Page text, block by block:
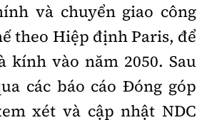
và chuyển giao công
theo Hiệp định Paris, để
vào năm 2050. Sau
các báo cáo Đóng góp
xét và cập nhật NDC